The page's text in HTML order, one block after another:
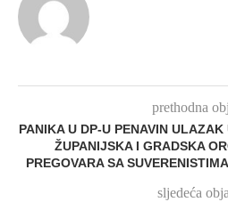
prethodna
PANIKA U DP-U PENAVIN
ŽUPANIJSKA I GRADSKA
PREGOVARA SA
sljedeća